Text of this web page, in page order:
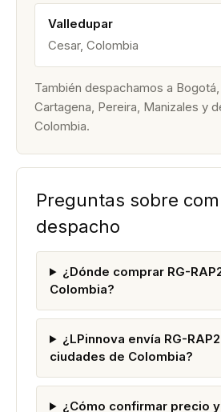
Valledupar
Cesar, Colombia
También despachamos a Bogotá,
Cartagena, Pereira, Manizales y
Colombia.
Preguntas sobre
despacho
¿Dónde comprar RG-
Colombia?
¿LPinnova envía RG-
ciudades de Colombia?
¿Cómo confirmar precio